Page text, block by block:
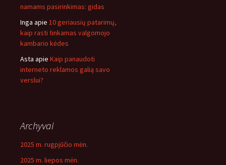
namams pasirinkimas: gidas
Inga apie 10 geriausių patarimų,
kaip rasti tinkamas valgomojo
kambario kėdes
Asta apie Kaip panaudoti
interneto reklamos galią savo
verslui?
Archyvai
2025 m. rugpjūčio mėn.
2025 m. liepos mėn.